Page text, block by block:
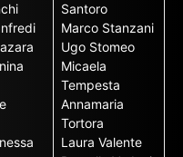
Santoro
Marco Stanzani
Ugo Stomeo
Micaela
Tempesta
Annamaria
Tortora
Laura Valente